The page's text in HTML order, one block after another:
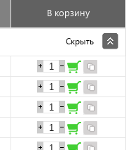
В корзину
Скрыть